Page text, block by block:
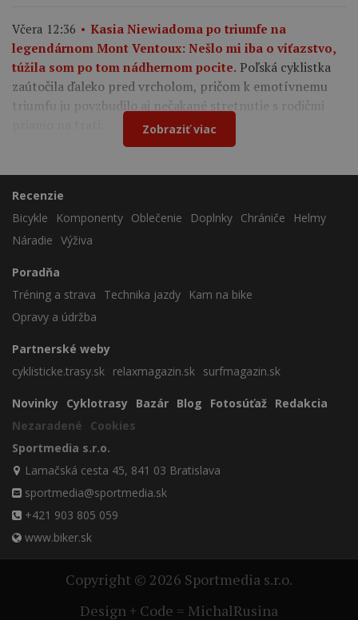
Včera 12:36
Kasia Niewiadoma po triumfe na
legendárnom Mont Ventoux: Nešlo mi iba o víťazstvo,
túžila som po tom nádhernom pocite. Poľská cyklistka
zaútočila ďaleko pred vrcholom, pričom k emotívnemu
triumfu ju povzbudilo aj nečakané stretnutie s rodičmi
Zobraziť viac
Recenzie
Bicykle
Komponenty Oblečenie Doplnky Chrániče
Helmy
Náradie Výživa
Poradňa
Tréning a strava
Technika jazdy
Kam na bike
Opravy a údržba
Partnerské weby
cyklisticke.trasy.sk relaxmagazin.sk surfmagazin.sk
Novinky Cyklotrasy Bazár Blog Fotosúťaž Redakcia
Nezaradené
Cookies
Sportmedia s.r.o.
Lamačská cesta 45, 841 03 Bratislava
sportmedia@sportmedia.sk
+421 903 805 059
www.biker.sk
Copyright © 2026 Sportmedia s.r.o.
Design + Code = MichalRusina